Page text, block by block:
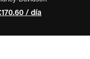
/ día
DE LA MOTO